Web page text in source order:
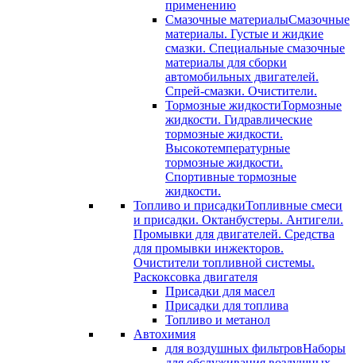
применению
Смазочные материалыСмазочные
материалы. Густые и жидкие
смазки. Специальные смазочные
материалы для сборки
автомобильных двигателей.
Спрей-смазки. Очистители.
Тормозные жидкостиТормозные
жидкости. Гидравлические
тормозные жидкости.
Высокотемпературные
тормозные жидкости.
Спортивные тормозные
жидкости.
Топливо и присадкиТопливные смеси
и присадки. Октанбустеры. Антигели.
Промывки для двигателей. Средства
для промывки инжекторов.
Очистители топливной системы.
Раскоксовка двигателя
Присадки для масел
Присадки для топлива
Топливо и метанол
Автохимия
для воздушных фильтровНаборы